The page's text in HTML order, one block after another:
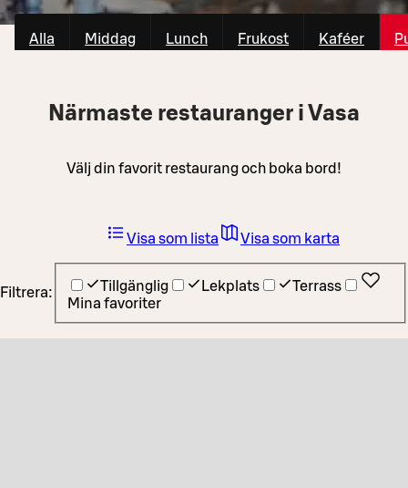
Alla Middag Lunch Frukost Kaféer
Närmaste restauranger i Vasa
Välj din favorit restaurang och boka bord!
Filtrera: Tillgänglig Lekplats
Terrass
Mina favoriter
Visa som lista Visa som karta